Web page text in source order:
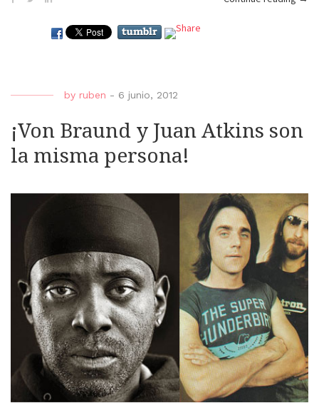
by ruben - 6 junio, 2012
¡Von Braund y Juan Atkins son
la misma persona!